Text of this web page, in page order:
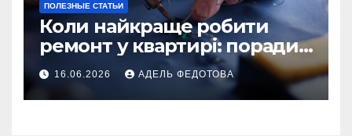
ПОЛЕЗНЫЕ СТАТЬИ
Коли найкраще робити
ремонт у квартирі: поради
та особливості 2026
16.06.2026 АДЕЛЬ ФЕДОТОВА